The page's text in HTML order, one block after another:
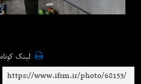
لینک کوتاه